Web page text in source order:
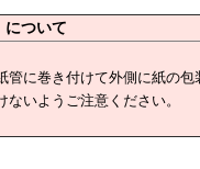
について
管に巻き付けて外側に紙の包
いようご注意ください。